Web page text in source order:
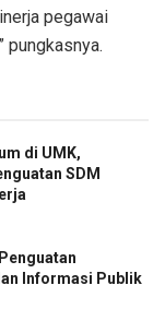
pegawai
pungkasnya.
di UMK,
SDM
Informasi Publik